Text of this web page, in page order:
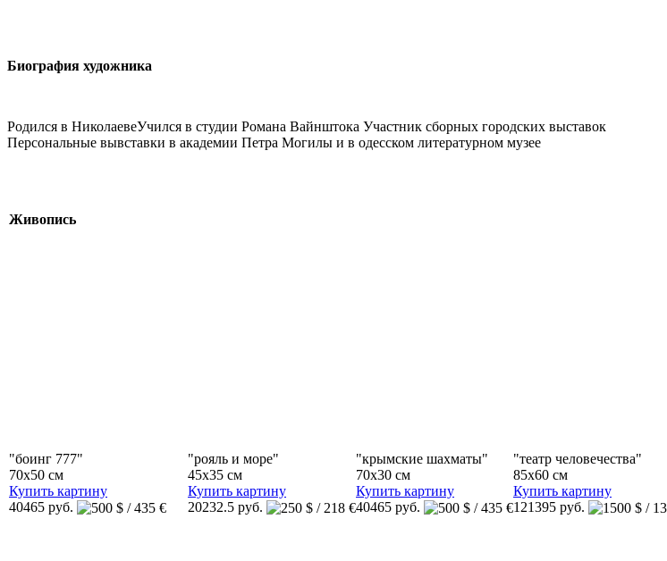
Биография художника
Родился в НиколаевеУчился в студии Романа Вайнштока Участник сборных городских выставок
Персональные вывставки в академии Петра Могилы и в одесском литературном музее
Живопись
"боинг 777"
70x50 см
Купить картину
40465 руб.
"рояль и море"
45x35 см
Купить картину
20232.5 руб.
"крымские шахматы"
70x30 см
Купить картину
40465 руб.
"театр человечества"
85x60 см
Купить картину
121395 руб.